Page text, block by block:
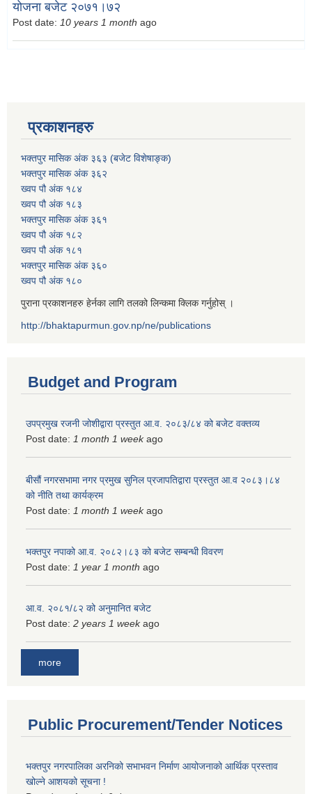
योजना बजेट २०७१।७२
Post date: 10 years 1 month ago
प्रकाशनहरु
भक्तपुर मासिक अंक ३६३ (बजेट विशेषाङ्क)
भक्तपुर मासिक अंक ३६२
ख्वप पौ अंक १८४
ख्वप पौ अंक १८३
भक्तपुर मासिक अंक ३६१
ख्वप पौ अंक १८२
ख्वप पौ अंक १८१
भक्तपुर मासिक अंक ३६०
ख्वप पौ अंक १८०
पुराना प्रकाशनहरु हेर्नका लागि तलको लिन्कमा क्लिक गर्नुहोस् ।
http://bhaktapurmun.gov.np/ne/publications
Budget and Program
उपप्रमुख रजनी जोशीद्वारा प्रस्तुत आ.व. २०८३/८४ को बजेट वक्तव्य
Post date: 1 month 1 weekago
बीसौं नगरसभामा नगर प्रमुख सुनिल प्रजापतिद्वारा प्रस्तुत आ.व‍ २०८३।८४
को नीति तथा कार्यक्रम
Post date: 1 month 1 weekago
भक्तपुर नपाको आ.व. २०८२।८३ को बजेट सम्बन्धी विवरण
Post date: 1 year 1 month ago
आ.व. २०८१/८२ को अनुमानित बजेट
Post date: 2 years 1 weekago
more
Public Procurement/Tender Notices
भक्तपुर नगरपालिका अरनिको सभाभवन निर्माण आयोजनाको आर्थिक प्रस्ताव
खोल्ने आशयको सूचना !